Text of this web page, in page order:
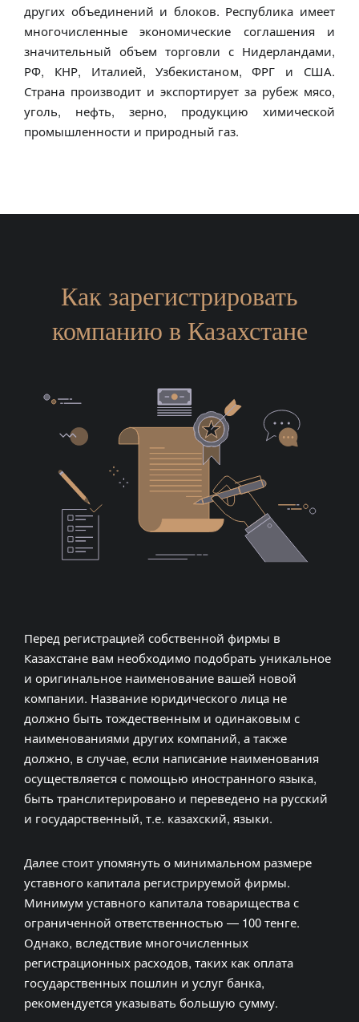
других объединений и блоков. Республика имеет
многочисленные экономические соглашения и
значительный объем торговли с Нидерландами,
РФ, КНР, Италией, Узбекистаном, ФРГ и США.
Страна производит и экспортирует за рубеж мясо,
уголь, нефть, зерно, продукцию химической
промышленности и природный газ.
Как зарегистрировать
компанию в Казахстане
Перед регистрацией собственной фирмы в
Казахстане вам необходимо подобрать уникальное
и оригинальное наименование вашей новой
компании. Название юридического лица не
должно быть тождественным и одинаковым с
наименованиями других компаний, а также
должно, в случае, если написание наименования
осуществляется с помощью иностранного языка,
быть транслитерировано и переведено на русский
и государственный, т.е. казахский, языки.
Далее стоит упомянуть о минимальном размере
уставного капитала регистрируемой фирмы.
Минимум уставного капитала товарищества с
ограниченной ответственностью — 100 тенге.
Однако, вследствие многочисленных
регистрационных расходов, таких как оплата
государственных пошлин и услуг банка,
рекомендуется указывать большую сумму.